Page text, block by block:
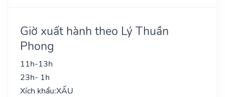
Giờ xuất hành theo Lý Thuần
Phong
11h-13h
23h- 1h
Xích khẩu:XẤU